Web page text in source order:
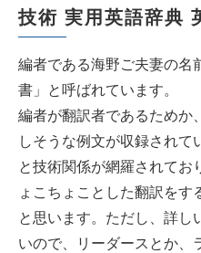
技術 実用英語辞典
編者である海野ご夫妻の名
書」と呼ばれています。
編者が翻訳者であるためか
しそうな例文が収録されて
と技術関係が網羅されてお
ょこちょことした翻訳を
と思います。ただし、詳し
いので、リーダースとか、